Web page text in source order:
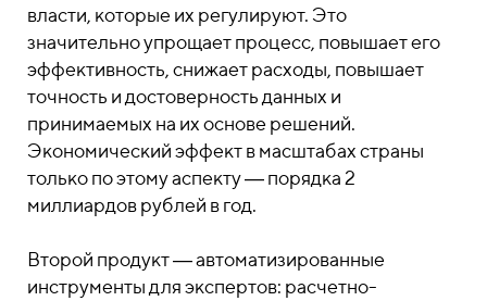
власти, которые их регулируют. Это
значительно упрощает процесс, повышает его
эффективность, снижает расходы, повышает
точность и достоверность данных и
принимаемых на их основе решений.
Экономический эффект в масштабах страны
только по этому аспекту ― порядка 2
миллиардов рублей в год.
Второй продукт ― автоматизированные
инструменты для экспертов: расчетно-